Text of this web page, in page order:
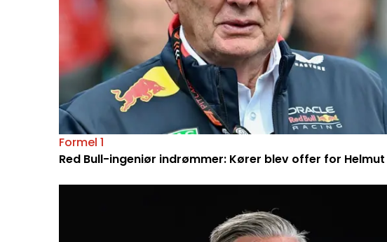
Formel 1
Red Bull-ingeniør indrømmer: Kører blev offer for